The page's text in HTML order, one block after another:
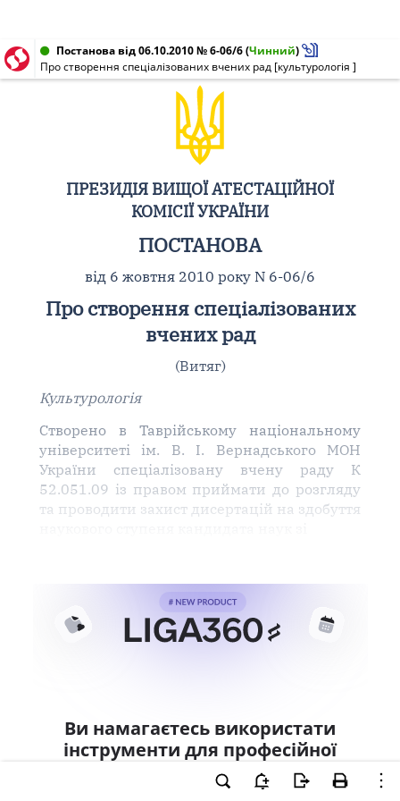
Постанова від 06.10.2010 № 6-06/6(Чинний)
Про створення спеціалізованих вчених рад [культурологія ]
ПРЕЗИДІЯ ВИЩОЇ АТЕСТАЦІЙНОЇ
КОМІСІЇ УКРАЇНИ
ПОСТАНОВА
від 6 жовтня 2010 року N 6-06/6
Про створення спеціалізованих
вчених рад
(Витяг)
Культурологія
Створено в Таврійському національному
університеті ім. В. І. Вернадського МОН
України спеціалізовану вчену раду К
52.051.09 із правом приймати до розгляду
та проводити захист дисертацій на здобуття
Ви намагаєтесь використати
інструменти для професійної
роботи з документом.
Ці можливості доступні тільки користувачам